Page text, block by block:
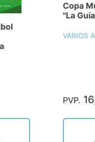
Copa
"La
VARIOS
PVP.